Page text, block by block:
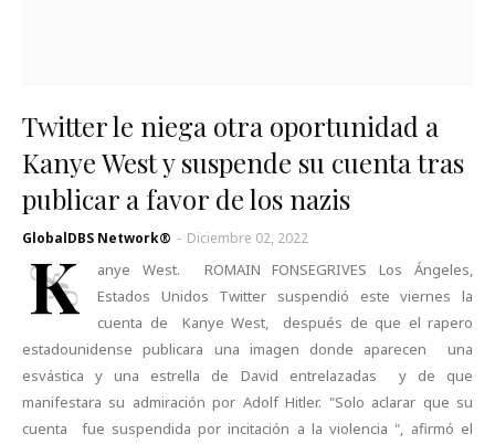
Twitter le niega otra oportunidad a
Kanye West y suspende su cuenta tras
publicar a favor de los nazis
GlobalDBS Network® - Diciembre 02, 2022
K
anye West. ROMAIN FONSEGRIVES Los Ángeles,
Estados Unidos Twitter suspendió este viernes la
cuenta de Kanye West, después de que el rapero
estadounidense publicara una imagen donde aparecen una
esvástica y una estrella de David entrelazadas y de que
manifestara su admiración por Adolf Hitler. "Solo aclarar que su
cuenta fue suspendida por incitación a la violencia ", afirmó el